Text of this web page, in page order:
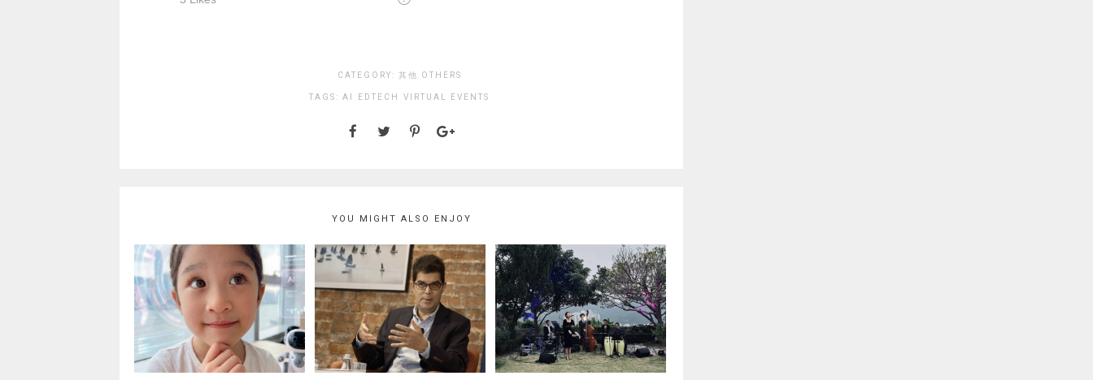
CATEGORY: 其他 OTHERS
TAGS: AI EDTECH VIRTUAL EVENTS
YOU MIGHT ALSO ENJOY